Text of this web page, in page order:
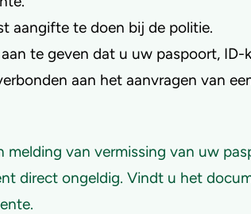
aangifte te doen bij de politie.
te geven dat u uw paspoort, ID-
aan het aanvragen van
melding van vermissing van uw
direct ongeldig. Vindt u het